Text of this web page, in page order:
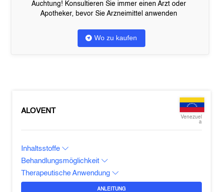
Auchtung! Konsultieren Sie immer einen Arzt oder
Apotheker, bevor Sie Arzneimittel anwenden
Wo zu kaufen
ALOVENT
Venezuel
a
Inhaltsstoffe
Behandlungsmöglichkeit
Therapeutische Anwendung
ANLEITUNG